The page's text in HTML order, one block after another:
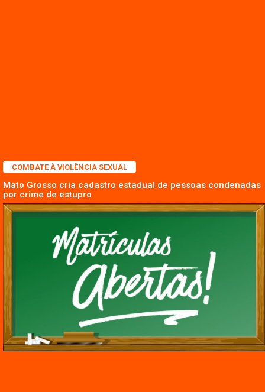
COMBATE À VIOLÊNCIA SEXUAL
Mato Grosso cria cadastro estadual de pessoas condenadas
por crime de estupro